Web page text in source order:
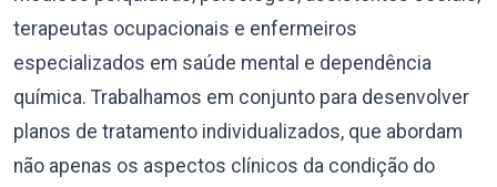
terapeutas ocupacionais e enfermeiros
especializados em saúde mental e dependência
química. Trabalhamos em conjunto para desenvolver
planos de tratamento individualizados, que abordam
não apenas os aspectos clínicos da condição do